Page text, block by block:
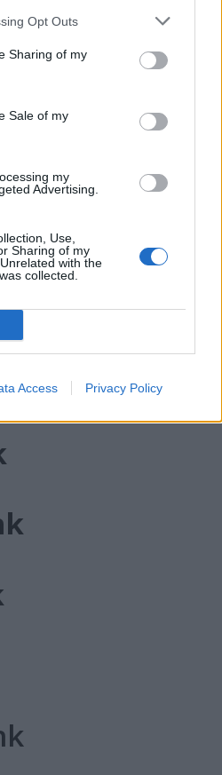
Opt Outs
Sharing of my
Sale of my
my
Advertising.
Use,
Sharing of my
with the
collected.
Access Privacy Policy
PLUS
båtliv
hk
S
5 hk